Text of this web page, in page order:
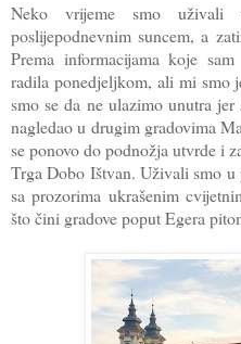
Neko vrijeme smo uživali
poslijepodnevnim suncem, a
Prema informacijama koje
radila ponedjeljkom, ali mi smo
smo se da ne ulazimo unutra
nagledao u drugim gradovima
se ponovo do podnožja utvrde i
Trga Dobo Ištvan. Uživali smo
sa prozorima ukrašenim
što čini gradove poput Egera